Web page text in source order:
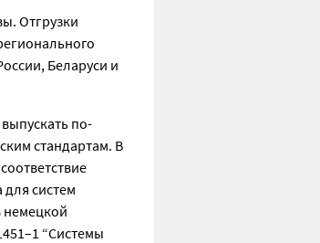
Отгрузки
Беларуси и
по-
стандартам. В
систем
немецкой
“Системы